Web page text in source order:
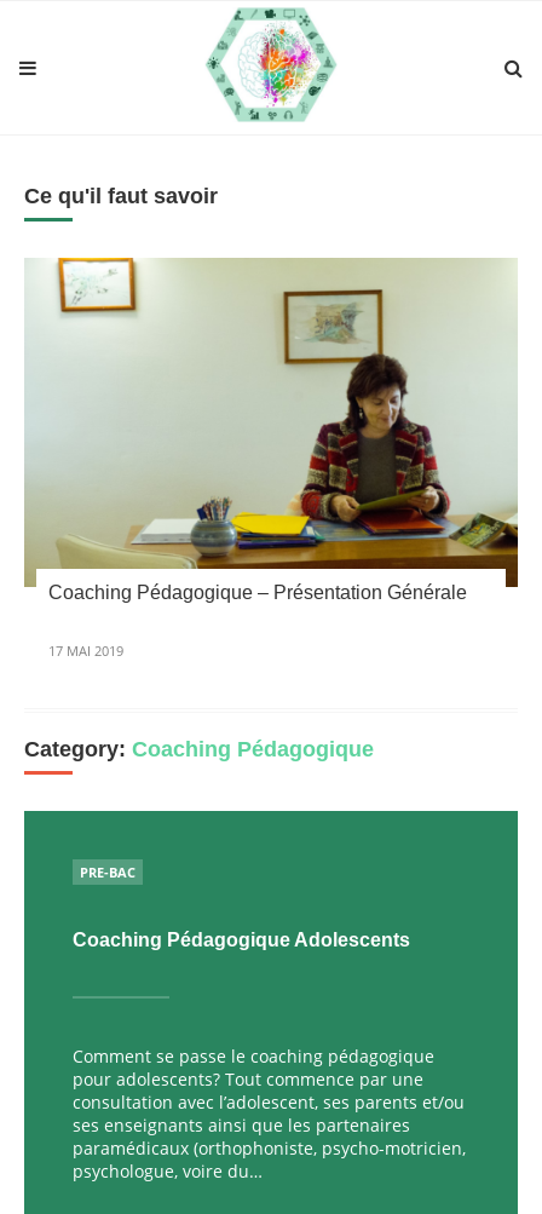
Ce qu'il faut savoir
Coaching Pédagogique – Présentation Générale
17 MAI 2019
Category: Coaching Pédagogique
PUBLIÉ
PRE-BAC
Coaching Pédagogique Adolescents
Comment se passe le coaching pédagogique
pour adolescents? Tout commence par une
consultation avec l’adolescent, ses parents et/ou
ses enseignants ainsi que les partenaires
paramédicaux (orthophoniste, psycho-motricien,
psychologue, voire du…